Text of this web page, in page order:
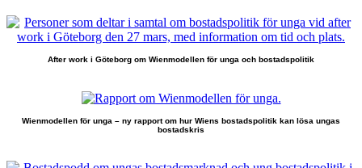
After work i Göteborg om Wienmodellen för unga och bostadspolitik
Wienmodellen för unga – ny rapport om hur Wiens bostadspolitik kan lösa ungas
bostadskris